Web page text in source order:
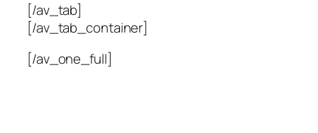
[/av_tab]
[/av_tab_container]
[/av_one_full]